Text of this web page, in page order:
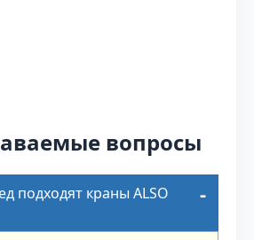
вопросы
подходят краны ALSO